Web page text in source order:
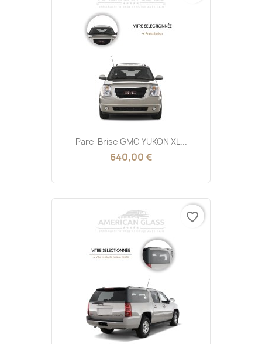
Pare-Brise GMC YUKON XL...
640,00 €
favorite_border